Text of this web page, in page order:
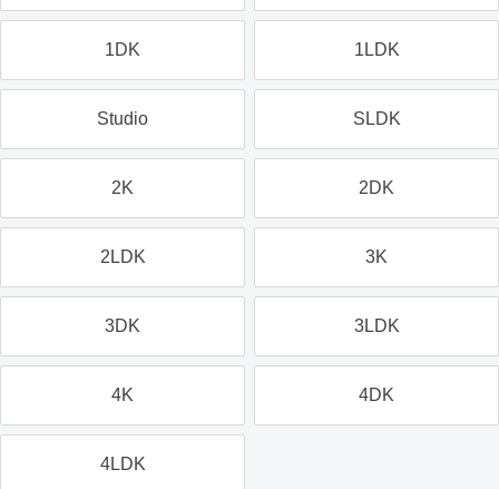
1DK 1LDK
Studio SLDK
2K 2DK
2LDK 3K
3DK 3LDK
4K 4DK
4LDK